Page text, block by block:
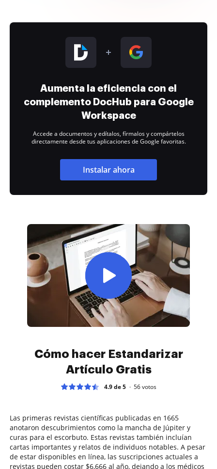
Aumenta la eficiencia con el
complemento DocHub para Google
Workspace
Accede a documentos y edítalos, fírmalos y compártelos
directamente desde tus aplicaciones de Google favoritas.
Instalar ahora
Cómo hacer Estandarizar
Artículo Gratis
4.9 de 5 56votos
Las primeras revistas científicas publicadas en 1665
anotaron descubrimientos como la mancha de Júpiter y
curas para el escorbuto. Estas revistas también incluían
cartas importantes y relatos de individuos notables. A pesar
de estar disponibles en línea, las suscripciones actuales a
revistas pueden costar $6,666 al año, dejando a los médicos